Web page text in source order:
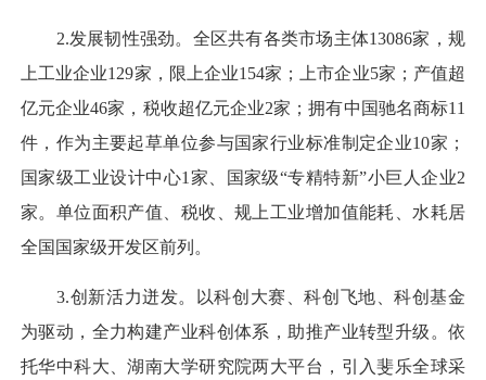
2.发展韧性强劲。全区共有各类市场主体13086家，规
上工业企业129家，限上企业154家；上市企业5家；产值超
亿元企业46家，税收超亿元企业2家；拥有中国驰名商标11
件，作为主要起草单位参与国家行业标准制定企业10家；
国家级工业设计中心1家、国家级“专精特新”小巨人企业2
家。单位面积产值、税收、规上工业增加值能耗、水耗居
全国国家级开发区前列。
3.创新活力迸发。以科创大赛、科创飞地、科创基金
为驱动，全力构建产业科创体系，助推产业转型升级。依
托华中科大、湖南大学研究院两大平台，引入斐乐全球采